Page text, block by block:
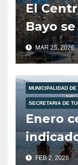
El
Bayo
MAR 25, 2026
MUNICIPALIDAD
SECRETARIA DE
Enero
FEB 2, 2026